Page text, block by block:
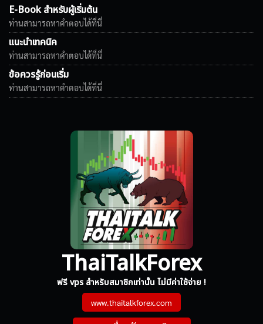
E-Book สำหรับผู้เริ่มต้น
ท่านสามารถหาคำตอบได้ที่นี่
แนะนำเทคนิค
ท่านสามารถหาคำตอบได้ที่นี่
ข้อควรรู้ก่อนเริ่ม
ท่านสามารถหาคำตอบได้ที่นี่
ThaiTalkForex
ฟรี vps สำหรับสมาชิกเท่านั้น ไม่มีค่าใช้จ่าย !
www.thaitalkforex.com